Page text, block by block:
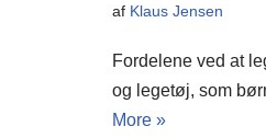
af Klaus Jensen
Fordelene ved at
og legetøj, som
More »